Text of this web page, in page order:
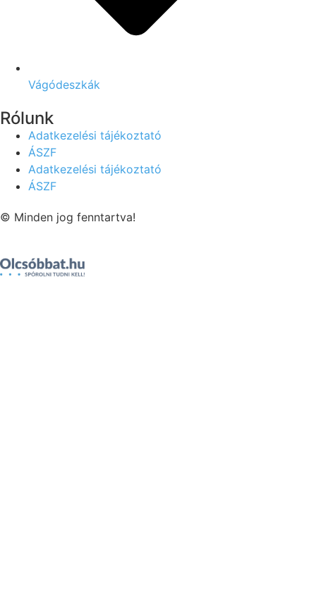
Vágódeszkák
Rólunk
Adatkezelési tájékoztató
ÁSZF
Adatkezelési tájékoztató
ÁSZF
© Minden jog fenntartva!